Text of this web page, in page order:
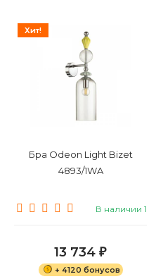
Хит!
Бра Odeon Light Bizet
4893/1WA
В наличии 1
13 734 ₽
+ 4120 бонусов